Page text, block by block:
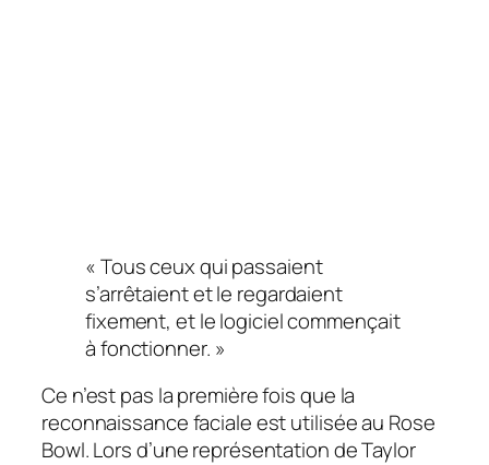
« Tous ceux qui passaient
s’arrêtaient et le regardaient
fixement, et le logiciel commençait
à fonctionner. »
Ce n’est pas la première fois que la
reconnaissance faciale est utilisée au Rose
Bowl. Lors d’une représentation de Taylor